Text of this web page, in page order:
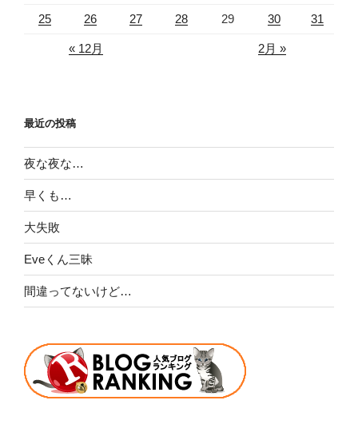
25 26 27 28 29 30 31
« 12月 2月 »
最近の投稿
夜な夜な…
早くも…
大失敗
Eveくん三昧
間違ってないけど…